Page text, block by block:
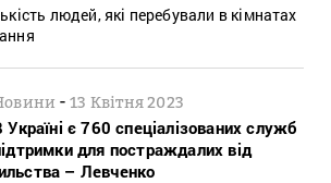
людей, які перебували в кімнатах
-13 Квітня 2023
Україні є 760 спеціалізованих служб
для постраждалих від
– Левченко